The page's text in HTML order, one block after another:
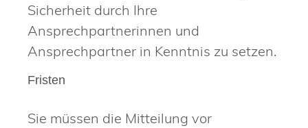
Sicherheit durch Ihre
Ansprechpartnerinnen und
Ansprechpartner in Kenntnis zu setzen.
Fristen
Sie müssen die Mitteilung vor